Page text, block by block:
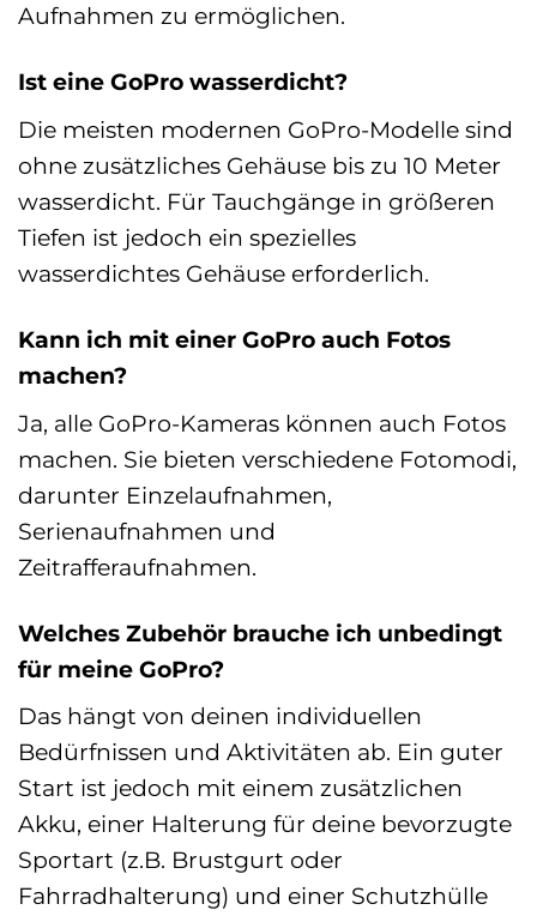
Aufnahmen zu ermöglichen.
Ist eine GoPro wasserdicht?
Die meisten modernen GoPro-Modelle sind
ohne zusätzliches Gehäuse bis zu 10 Meter
wasserdicht. Für Tauchgänge in größeren
Tiefen ist jedoch ein spezielles
wasserdichtes Gehäuse erforderlich.
Kann ich mit einer GoPro auch Fotos
machen?
Ja, alle GoPro-Kameras können auch Fotos
machen. Sie bieten verschiedene Fotomodi,
darunter Einzelaufnahmen,
Serienaufnahmen und
Zeitrafferaufnahmen.
Welches Zubehör brauche ich unbedingt
für meine GoPro?
Das hängt von deinen individuellen
Bedürfnissen und Aktivitäten ab. Ein guter
Start ist jedoch mit einem zusätzlichen
Akku, einer Halterung für deine bevorzugte
Sportart (z.B. Brustgurt oder
Fahrradhalterung) und einer Schutzhülle